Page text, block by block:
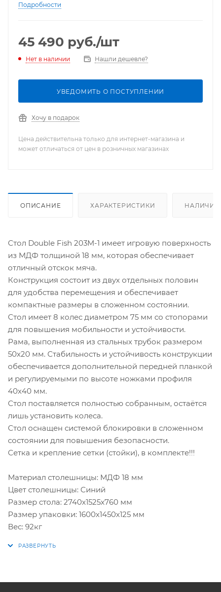
Подробности
45 490 руб./шт
Нет в наличии Нашли дешевле?
УВЕДОМИТЬ О ПОСТУПЛЕНИИ
Хочу в подарок
Цена действительна только для интернет-магазина и
может отличаться от цен в розничных магазинах
ОПИСАНИЕ ХАРАКТЕРИСТИКИ НАЛИЧИЕ
Стол Double Fish 203M-1 имеет игровую поверхность
из МДФ толщиной 18 мм, которая обеспечивает
отличный отскок мяча.
Конструкция состоит из двух отдельных половин
для удобства перемещения и обеспечивает
компактные размеры в сложенном состоянии.
Стол имеет 8 колес диаметром 75 мм со стопорами
для повышения мобильности и устойчивости.
Рама, выполненная из стальных трубок размером
50х20 мм. Стабильность и устойчивость конструкции
обеспечивается дополнительной передней планкой
и регулируемыми по высоте ножками профиля
40х40 мм.
Стол поставляется полностью собранным, остаётся
лишь установить колеса.
Стол оснащен системой блокировки в сложенном
состоянии для повышения безопасности.
Сетка и крепление сетки (стойки), в комплекте!!!
Материал столешницы: МДФ 18 мм
Цвет столешницы: Синий
Размер стола: 2740x1525x760 мм
Размер упаковки: 1600х1450х125 мм
Вес: 92кг